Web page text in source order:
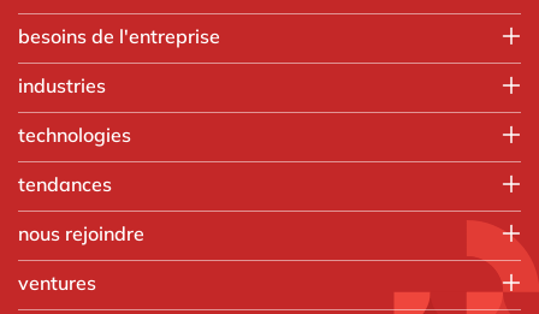
besoins de l'entreprise
Opérations
Ressources humaines
Ventes & marketing
tous nos services
industries
Automobile
Chimie
Commerce de gros
Fabrication discrète
Ingénierie
Institutions publiques
technologies
Aprimo
Digizuite
HubSpot
tendances
Applications intelligentes
Beacons
nous rejoindre
ventures